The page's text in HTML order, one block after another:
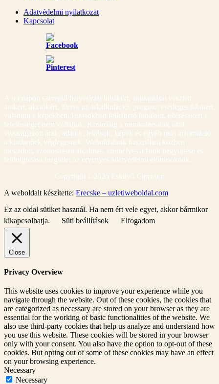
Adatvédelmi nyilatkozat
Kapcsolat
A honlapon szereplő helyesírási hibákért, aktualitását vesztett
árakért, akciókért, illetve az árkalkulációs program esetleges hibáiért,
valamint a képekben, leírásokban fellelhető hibákért, eltérésekért a
felelősséget nem vállaljuk. Kizárólag a munkatársaink által
visszaigazolt árak, adatok, leírások, képek és egyéb más információ
tekinthetőek véglegesnek. Weboldalunk használata közben
megadott, azonosításra alkalmas, személyes adatok begyűjtése és
feldolgozása megfelel az érvényes adatvédelmi előírásoknak.
Copyright ©
2026 Esküvő Cipruson
A weboldalt készítette: Erecske – uzletiweboldal.com
Ez az oldal sütiket használ. Ha nem ért vele egyet, akkor bármikor
kikapcsolhatja.
Süti beállítások Elfogadom
Close
Privacy Overview
This website uses cookies to improve your experience while you
navigate through the website. Out of these cookies, the cookies that
are categorized as necessary are stored on your browser as they are
essential for the working of basic functionalities of the website. We
also use third-party cookies that help us analyze and understand how
you use this website. These cookies will be stored in your browser
only with your consent. You also have the option to opt-out of these
cookies. But opting out of some of these cookies may have an effect
on your browsing experience.
Necessary
Necessary